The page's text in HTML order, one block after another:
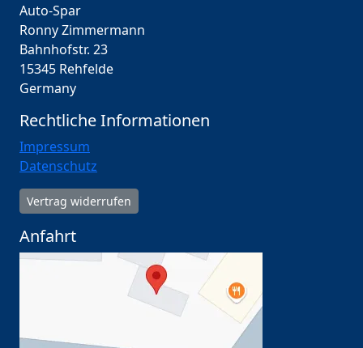
Auto-Spar
Ronny Zimmermann
Bahnhofstr. 23
15345 Rehfelde
Germany
Rechtliche Informationen
Impressum
Datenschutz
Vertrag widerrufen
Anfahrt